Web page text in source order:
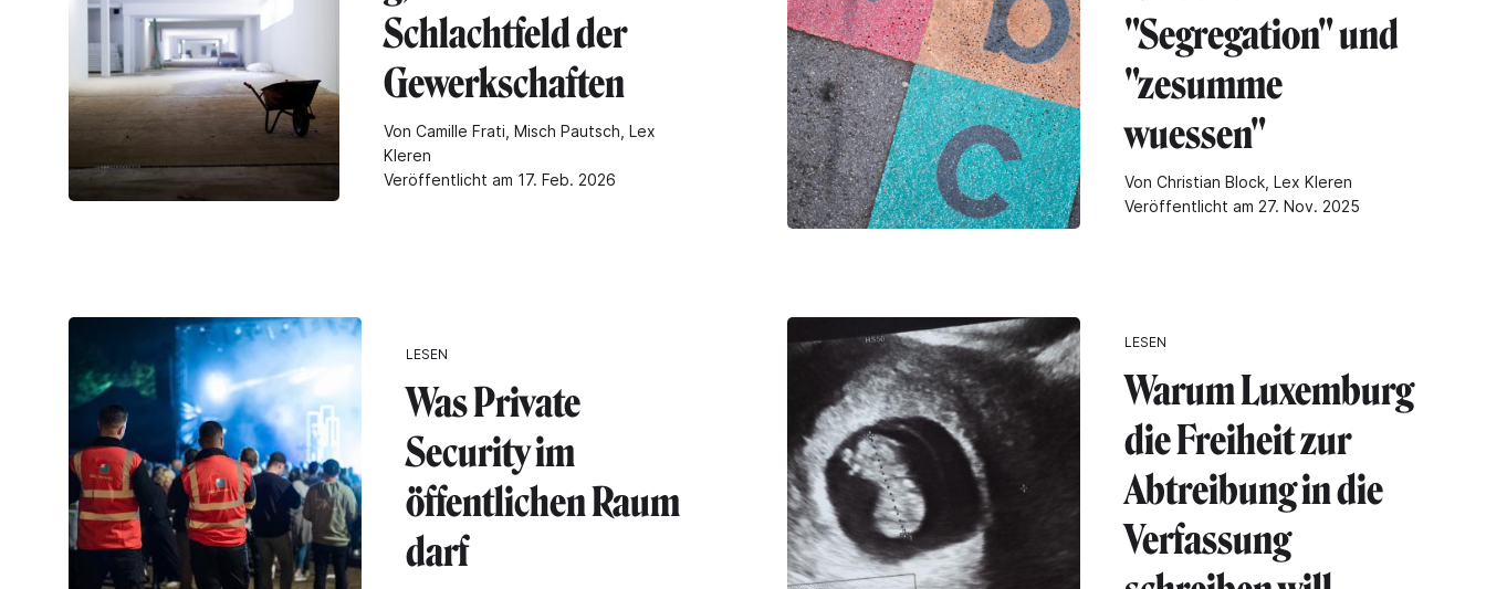
Schlachtfeld der
Gewerkschaften
Von Camille Frati, Misch Pautsch, Lex
Kleren
Veröffentlicht am 17. Feb. 2026
"Segregation" und
"zesumme
wuessen"
Von Christian Block, Lex Kleren
Veröffentlicht am 27. Nov. 2025
LESEN
Was Private
Security im
öffentlichen Raum
darf
LESEN
Warum Luxemburg
die Freiheit zur
Abtreibung in die
Verfassung